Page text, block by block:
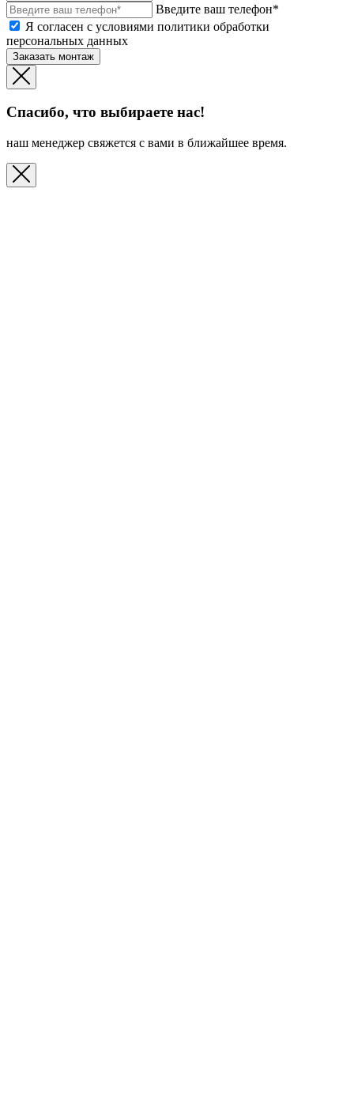
Введите ваш телефон*
Я согласен с условиями политики обработки
персональных данных
Заказать монтаж
Спасибо, что выбираете нас!
наш менеджер свяжется с вами в ближайшее время.